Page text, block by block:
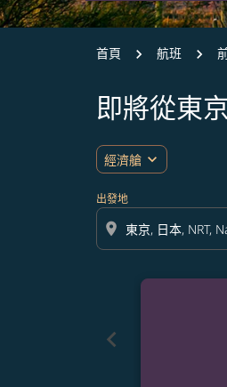
首頁 航班
即將從東
經濟艙 expand_more
出發地
location_on
chevron_left